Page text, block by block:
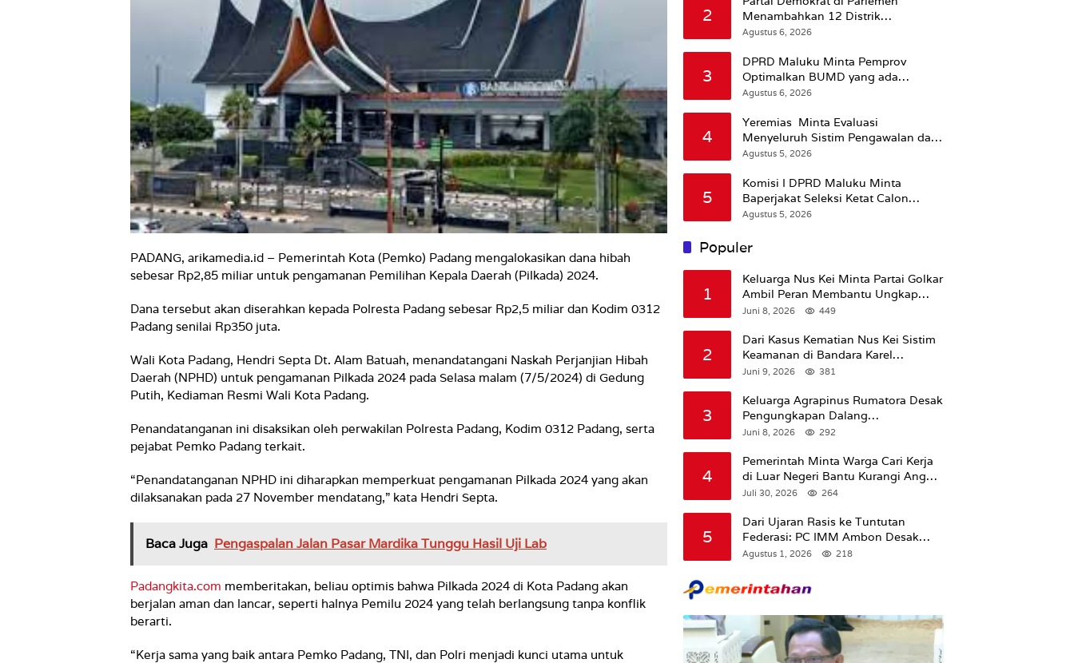
PADANG, arikamedia.id – Pemerintah Kota (Pemko) Padang mengalokasikan dana hibah
sebesar Rp2,85 miliar untuk pengamanan Pemilihan Kepala Daerah (Pilkada) 2024.
Dana tersebut akan diserahkan kepada Polresta Padang sebesar Rp2,5 miliar dan Kodim 0312
Padang senilai Rp350 juta.
Wali Kota Padang, Hendri Septa Dt. Alam Batuah, menandatangani Naskah Perjanjian Hibah
Daerah (NPHD) untuk pengamanan Pilkada 2024 pada Selasa malam (7/5/2024) di Gedung
Putih, Kediaman Resmi Wali Kota Padang.
Penandatanganan ini disaksikan oleh perwakilan Polresta Padang, Kodim 0312 Padang, serta
pejabat Pemko Padang terkait.
“Penandatanganan NPHD ini diharapkan memperkuat pengamanan Pilkada 2024 yang akan
dilaksanakan pada 27 November mendatang,” kata Hendri Septa.
Baca Juga Pengaspalan Jalan Pasar Mardika Tunggu Hasil Uji Lab
Padangkita.com memberitakan, beliau optimis bahwa Pilkada 2024 di Kota Padang akan
berjalan aman dan lancar, seperti halnya Pemilu 2024 yang telah berlangsung tanpa konflik
berarti.
“Kerja sama yang baik antara Pemko Padang, TNI, dan Polri menjadi kunci utama untuk
2
Menambahkan 12 Distrik
Pendukung Trump
Agustus 6, 2026
3
DPRD Maluku Minta Pemprov
Optimalkan BUMD yang ada
Ketimbang Menambah Baru
Agustus 6, 2026
4
Yeremias Minta Evaluasi
Menyeluruh Sistim Pengawalan dan
Operasional Angkutan Kontainer
Agustus 5, 2026
5
Komisi I DPRD Maluku Minta
Baperjakat Seleksi Ketat Calon
Pejabat Termasuk Rekam Jejak
Agustus 5, 2026
Populer
1
Keluarga Nus Kei Minta Partai Golkar
Ambil Peran Membantu Ungkap
Kematian Almarhum
Juni 8, 2026 449
2
Dari Kasus Kematian Nus Kei Sistim
Keamanan di Bandara Karel
Sadsuitubun Langgur
Juni 9, 2026 381
3
Keluarga Agrapinus Rumatora Desak
Pengungkapan Dalang
Pembunuhan, Siap Bawa Kasus ke
Juni 8, 2026 292
4
Pemerintah Minta Warga Cari Kerja
di Luar Negeri Bantu Kurangi Angka
Pengangguran
Juli 30, 2026 264
5
Dari Ujaran Rasis ke Tuntutan
Federasi: PC IMM Ambon Desak
Klarifikasi Presiden dan Imbau
Putih Di Maluku.
Agustus 1, 2026 218